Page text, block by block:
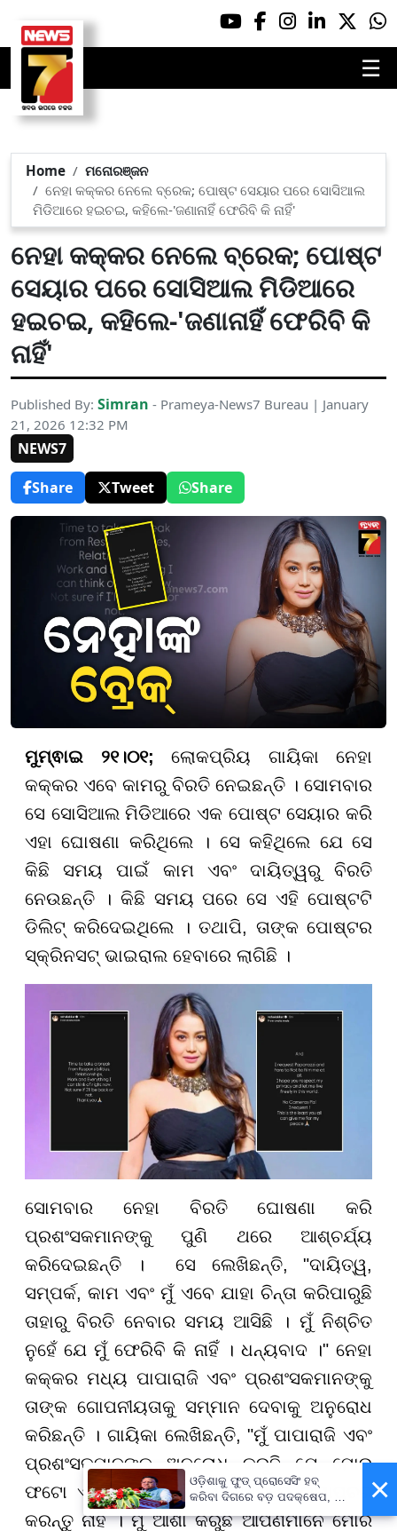
☰
Home
ମନୋରଞ୍ଜନ
ନେହା କକ୍କର ନେଲେ ବ୍ରେକ; ପୋଷ୍ଟ ସେୟାର ପରେ ସୋସିଆଲ
ମିଡିଆରେ ହଇଚଇ, କହିଲେ-'ଜଣାନାହିଁ ଫେରିବି କି ନାହିଁ'
ନେହା କକ୍କର ନେଲେ ବ୍ରେକ; ପୋଷ୍ଟ
ସେୟାର ପରେ ସୋସିଆଲ ମିଡିଆରେ
ହଇଚଇ, କହିଲେ-'ଜଣାନାହିଁ ଫେରିବି କି
ନାହିଁ'
Published By: Simran - Prameya-News7 Bureau | January
21, 2026 12:32 PM
NEWS7
Share
Tweet Share
ମୁମ୍ଵାଇ ୨୧।୦୧; ଲୋକପ୍ରିୟ ଗାୟିକା ନେହା
କକ୍କର ଏବେ କାମରୁ ବିରତି ନେଇଛନ୍ତି । ସୋମବାର
ସେ ସୋସିଆଲ ମିଡିଆରେ ଏକ ପୋଷ୍ଟ ସେୟାର କରି
ଏହା ଘୋଷଣା କରିଥିଲେ । ସେ କହିଥିଲେ ଯେ ସେ
କିଛି ସମୟ ପାଇଁ କାମ ଏବଂ ଦାୟିତ୍ୱରୁ ବିରତି
ନେଉଛନ୍ତି । କିଛି ସମୟ ପରେ ସେ ଏହି ପୋଷ୍ଟଟି
ଡିଲିଟ୍ କରିଦେଇଥିଲେ । ତଥାପି, ତାଙ୍କ ପୋଷ୍ଟର
ସ୍କ୍ରିନସଟ୍ ଭାଇରାଲ ହେବାରେ ଲାଗିଛି ।
ସୋମବାର ନେହା ବିରତି ଘୋଷଣା କରି
ପ୍ରଶଂସକମାନଙ୍କୁ ପୁଣି ଥରେ ଆଶ୍ଚର୍ଯ୍ୟ
କରିଦେଇଛନ୍ତି ।
ସେ ଲେଖିଛନ୍ତି, "ଦାୟିତ୍ୱ,
ସମ୍ପର୍କ, କାମ ଏବଂ ମୁଁ ଏବେ ଯାହା ଚିନ୍ତା କରିପାରୁଛି
ତାହାରୁ ବିରତି ନେବାର ସମୟ ଆସିଛି । ମୁଁ ନିଶ୍ଚିତ
ନୁହେଁ ଯେ ମୁଁ ଫେରିବି କି ନାହିଁ । ଧନ୍ୟବାଦ ।" ନେହା
କକ୍କର ମଧ୍ୟ ପାପାରାଜି ଏବଂ ପ୍ରଶଂସକମାନଙ୍କୁ
ତାଙ୍କ ଗୋପନୀୟତାକୁ ସମ୍ମାନ ଦେବାକୁ ଅନୁରୋଧ
କରିଛନ୍ତି । ଗାୟିକା ଲେଖିଛନ୍ତି, "ମୁଁ ପାପାରାଜି ଏବଂ
ପ୍ରଶଂସକମାନଙ୍କୁ ଅନୁରୋଧ କରୁଛି ଯେ ମୋର
ଫଟୋ ଏବଂ ଫଟୋ କୌଣସି ସ୍ଥାନରେ କ୍ୟାପ୍ଚର
କରନ୍ତୁ ନାହିଁ । ମୁଁ ଆଶା କରୁଛି ଆପଣମାନେ ମୋର
×
ଓଡ଼ିଶାକୁ ଫୁଡ୍ ପ୍ରୋସେସିଂ ହବ୍
କରିବା ଦିଗରେ ବଡ଼ ପଦକ୍ଷେପ, ୪୨